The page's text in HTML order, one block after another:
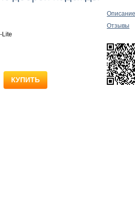
Lite
КУПИТЬ
Описание
Отзывы